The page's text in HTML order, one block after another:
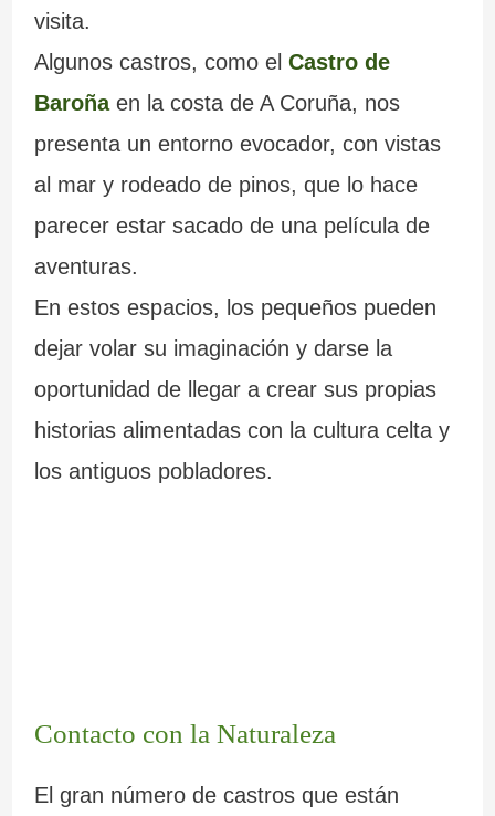
visita.
Algunos castros, como el Castro de
Baroñaen la costa de A Coruña, nos
presenta un entorno evocador, con vistas
al mar y rodeado de pinos, que lo hace
parecer estar sacado de una película de
aventuras.
En estos espacios, los pequeños pueden
dejar volar su imaginación y darse la
oportunidad de llegar a crear sus propias
historias alimentadas con la cultura celta y
los antiguos pobladores.
Contacto con la Naturaleza
El gran número de castros que están